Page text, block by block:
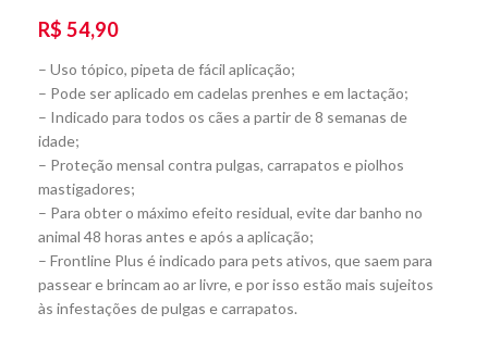
R$ 54,90
– Uso tópico, pipeta de fácil aplicação;
– Pode ser aplicado em cadelas prenhes e em lactação;
– Indicado para todos os cães a partir de 8 semanas de
idade;
– Proteção mensal contra pulgas, carrapatos e piolhos
mastigadores;
– Para obter o máximo efeito residual, evite dar banho no
animal 48 horas antes e após a aplicação;
– Frontline Plus é indicado para pets ativos, que saem para
passear e brincam ao ar livre, e por isso estão mais sujeitos
às infestações de pulgas e carrapatos.